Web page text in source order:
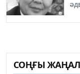
СОҢҒЫ